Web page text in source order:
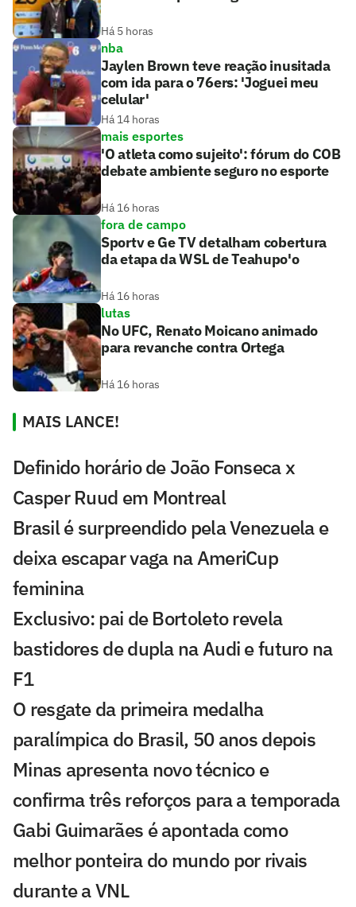
Há 5 horas
nba
Jaylen Brown teve reação inusitada
com ida para o 76ers: 'Joguei meu
celular'
Há 14 horas
mais esportes
'O atleta como sujeito': fórum do COB
debate ambiente seguro no esporte
Há 16 horas
fora de campo
Sportv e Ge TV detalham cobertura
da etapa da WSL de Teahupo'o
Há 16 horas
lutas
No UFC, Renato Moicano animado
para revanche contra Ortega
Há 16 horas
MAIS LANCE!
Definido horário de João Fonseca x
Casper Ruud em Montreal
Brasil é surpreendido pela Venezuela e
deixa escapar vaga na AmeriCup
feminina
Exclusivo: pai de Bortoleto revela
bastidores de dupla na Audi e futuro na
F1
O resgate da primeira medalha
paralímpica do Brasil, 50 anos depois
Minas apresenta novo técnico e
confirma três reforços para a temporada
Gabi Guimarães é apontada como
melhor ponteira do mundo por rivais
durante a VNL